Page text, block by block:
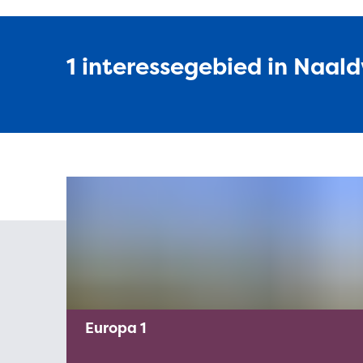
1 interessegebied in
Europa 1